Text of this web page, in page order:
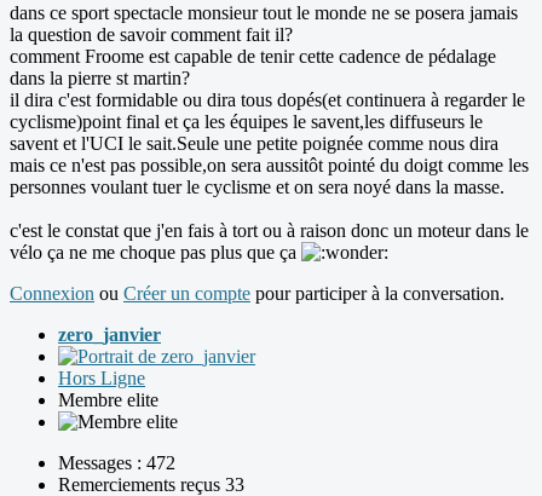
dans ce sport spectacle monsieur tout le monde ne se posera jamais
la question de savoir comment fait il?
comment Froome est capable de tenir cette cadence de pédalage
dans la pierre st martin?
il dira c'est formidable ou dira tous dopés(et continuera à regarder le
cyclisme)point final et ça les équipes le savent,les diffuseurs le
savent et l'UCI le sait.Seule une petite poignée comme nous dira
mais ce n'est pas possible,on sera aussitôt pointé du doigt comme les
personnes voulant tuer le cyclisme et on sera noyé dans la masse.
c'est le constat que j'en fais à tort ou à raison donc un moteur dans le
vélo ça ne me choque pas plus que ça
Connexion ou Créer un compte pour participer à la conversation.
zero_janvier
Hors Ligne
Membre elite
Messages : 472
Remerciements reçus 33